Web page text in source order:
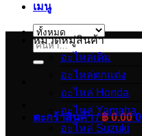
เมนู
ค้นหา:
ตะกร้าสินค้า /฿0.00 0
หมวดหมู่สินค้า
อะไหล่เดิม
อะไหล่ตกแต่ง
อะไหล่ Honda
อะไหล่ Yamaha
อะไหล่ Suzuki